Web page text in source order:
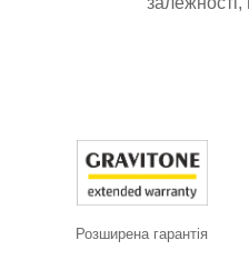
Розширена гарантія